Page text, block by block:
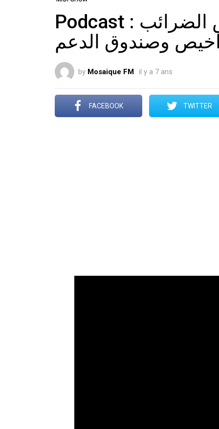
Podcast : مهدي جمعة : سأخفّض الضرائب
وصندوق الدعم
by Mosaique FM il y a 7 ans
FACEBOOK TWITTER